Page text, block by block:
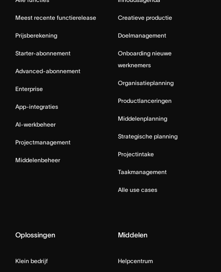
Meest recente functierelease
Prijsberekening
Starter-abonnement
Advanced-abonnement
Enterprise
App-integraties
AI-werkbeheer
Projectmanagement
Middelenbeheer
Creatieve productie
Doelmanagement
Onboarding nieuwe
werknemers
Organisatieplanning
Productlanceringen
Middelenplanning
Strategische planning
Projectintake
Taakmanagement
Alle use cases
Oplossingen
Klein bedrijf
Middelen
Helpcentrum